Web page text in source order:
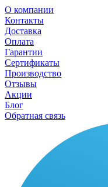
О компании
Контакты
Доставка
Оплата
Гарантии
Сертификаты
Производство
Отзывы
Акции
Блог
Обратная связь